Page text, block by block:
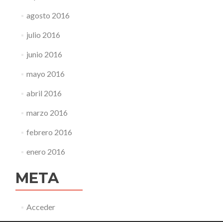
agosto 2016
julio 2016
junio 2016
mayo 2016
abril 2016
marzo 2016
febrero 2016
enero 2016
META
Acceder